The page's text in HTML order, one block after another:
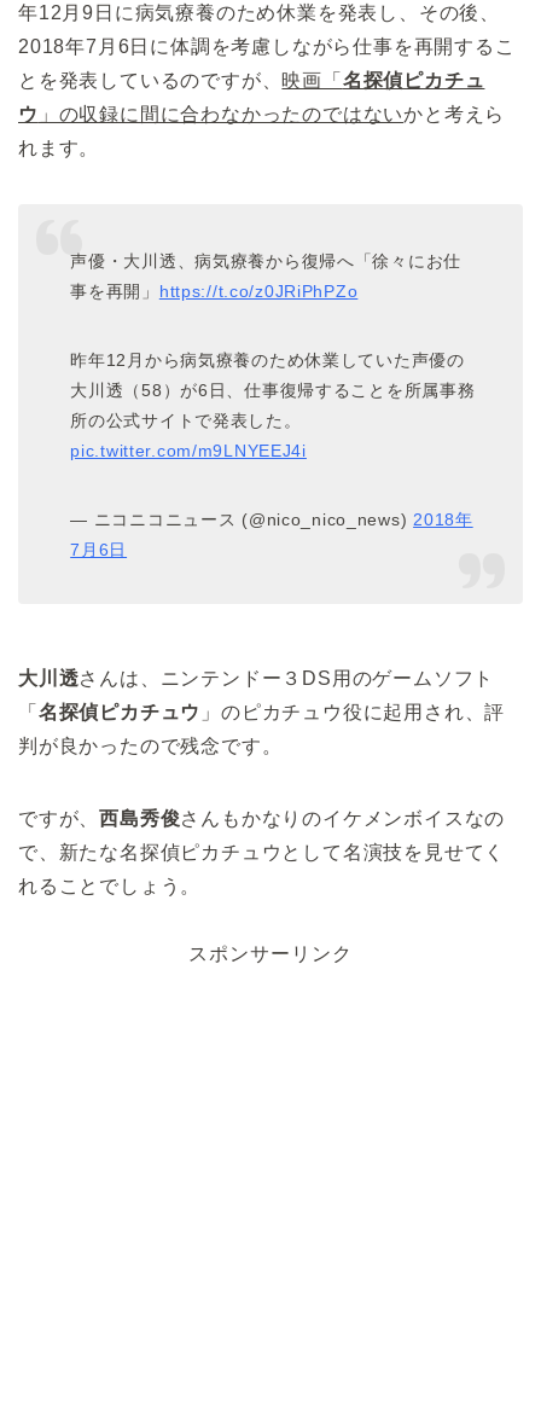
年12月9日に病気療養のため休業を発表し、その後、
2018年7月6日に体調を考慮しながら仕事を再開するこ
とを発表しているのですが、 映画「 名探偵ピカチュ
ウ 」の収録に間に合わなかったのではないかと考えら
れます。
声優・大川透、病気療養から復帰へ「徐々にお仕
事を再開」 https://t.co/z0JRiPhPZo
昨年12月から病気療養のため休業していた声優の
大川透（58）が6日、仕事復帰することを所属事務
所の公式サイトで発表した。
pic.twitter.com/m9LNYEEJ4i
— ニコニコニュース (@nico_nico_news) 2018年
7月6日
大川透さんは、ニンテンドー３DS用のゲームソフト
「 名探偵ピカチュウ 」のピカチュウ役に起用され、評
判が良かったので残念です。
ですが、西島秀俊さんもかなりのイケメンボイスなの
で、新たな名探偵ピカチュウとして名演技を見せてく
れることでしょう。
スポンサーリンク